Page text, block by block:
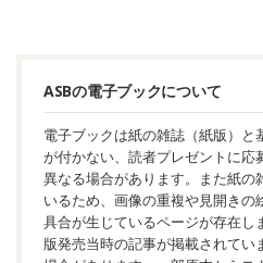
ASBの電子ブックについて
電子ブックは紙の雑誌（紙版）
が付かない、読者プレゼントに応
異なる場合があります。また紙の
いるため、画像の重複や見開きの
具合が生じているページが存在し
版発売当時の記事が掲載されてい